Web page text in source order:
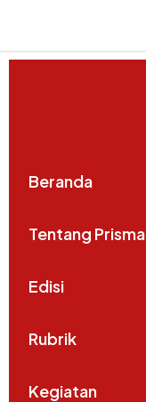
Beranda
Tentang Prisma
Edisi
Rubrik
Kegiatan